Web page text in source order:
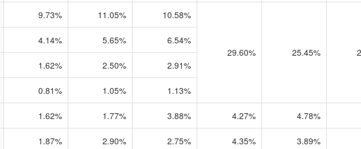
9.73% 11.05% 10.58%
29.60% 25.45%
4.14% 5.65% 6.54%
1.62% 2.50% 2.91%
0.81% 1.05% 1.13%
1.62% 1.77% 3.88% 4.27% 4.78%
1.87% 2.90% 2.75% 4.35% 3.89%